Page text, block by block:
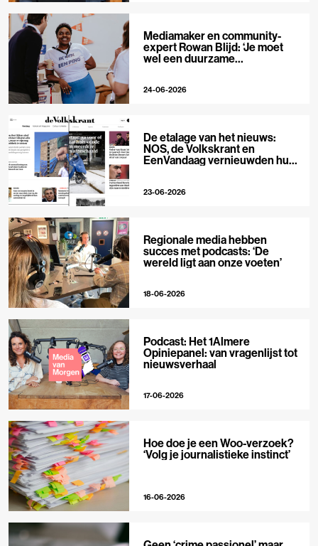
Mediamaker en community-
expert Rowan Blijd: ‘Je moet
wel een duurzame
24-06-2026
De etalage van het nieuws:
NOS, de Volkskrant en
EenVandaag vernieuwden hun
23-06-2026
Regionale media hebben
succes met podcasts: ‘De
wereld ligt aan onze voeten’
18-06-2026
Podcast: Het 1Almere
Opiniepanel: van vragenlijst tot
nieuwsverhaal
17-06-2026
Hoe doe je een Woo-verzoek?
‘Volg je journalistieke instinct’
16-06-2026